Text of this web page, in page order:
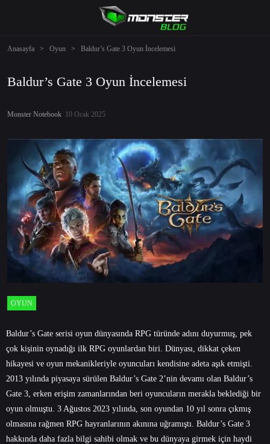
Anasayfa > Oyun > Baldur’s Gate 3 Oyun İncelemesi
Baldur’s Gate 3 Oyun İncelemesi
Monster Notebook 10 Ocak 2025
OYUN
Baldur’s Gate serisi oyun dünyasında RPG türünde adını duyurmuş, pek
çok kişinin oynadığı ilk RPG oyunlardan biri. Dünyası, dikkat çeken
hikayesi ve oyun mekanikleriyle oyuncuları kendisine adeta aşık etmişti.
2013 yılında piyasaya sürülen Baldur’s Gate 2’nin devamı olan Baldur’s
Gate 3, erken erişim zamanlarından beri oyuncuların merakla beklediği bir
oyun olmuştu. 3 Ağustos 2023 yılında, son oyundan 10 yıl sonra çıkmış
olmasına rağmen RPG hayranlarının akınına uğramıştı. Baldur’s Gate 3
hakkında daha fazla bilgi sahibi olmak ve bu dünyaya girmek için haydi